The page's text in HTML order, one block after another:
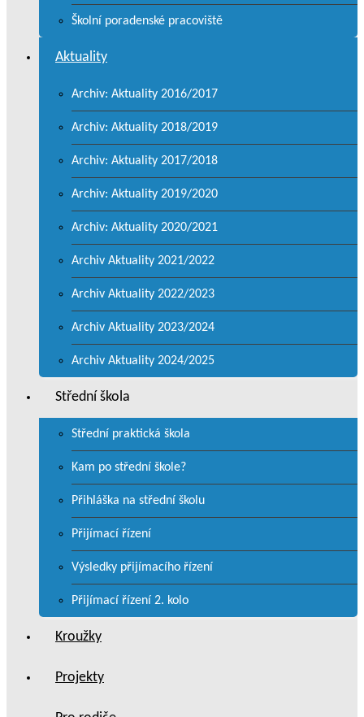
Školní poradenské pracoviště
Aktuality
Archiv: Aktuality 2016/2017
Archiv: Aktuality 2018/2019
Archiv: Aktuality 2017/2018
Archiv: Aktuality 2019/2020
Archiv: Aktuality 2020/2021
Archiv Aktuality 2021/2022
Archiv Aktuality 2022/2023
Archiv Aktuality 2023/2024
Archiv Aktuality 2024/2025
Střední škola
Střední praktická škola
Kam po střední škole?
Přihláška na střední školu
Přijímací řízení
Výsledky přijímacího řízení
Přijímací řízení 2. kolo
Kroužky
Projekty